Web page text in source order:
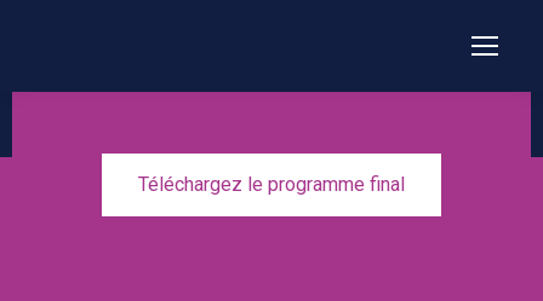
Téléchargez le programme final